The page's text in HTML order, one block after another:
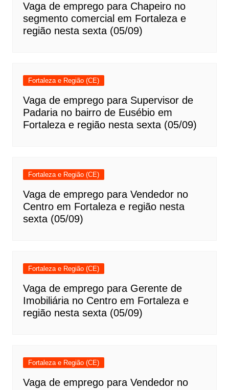
Vaga de emprego para Chapeiro no
segmento comercial em Fortaleza e
região nesta sexta (05/09)
Fortaleza e Região (CE)
Vaga de emprego para Supervisor de
Padaria no bairro de Eusébio em
Fortaleza e região nesta sexta (05/09)
Fortaleza e Região (CE)
Vaga de emprego para Vendedor no
Centro em Fortaleza e região nesta
sexta (05/09)
Fortaleza e Região (CE)
Vaga de emprego para Gerente de
Imobiliária no Centro em Fortaleza e
região nesta sexta (05/09)
Fortaleza e Região (CE)
Vaga de emprego para Vendedor no